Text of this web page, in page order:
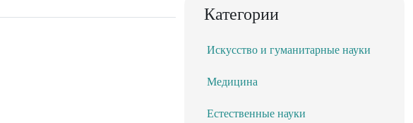
Категории
Искусство и гуманитарные науки
Медицина
Естественные науки